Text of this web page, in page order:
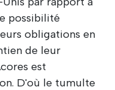
possibilité
obligations en
de leur
est
D'où le tumulte